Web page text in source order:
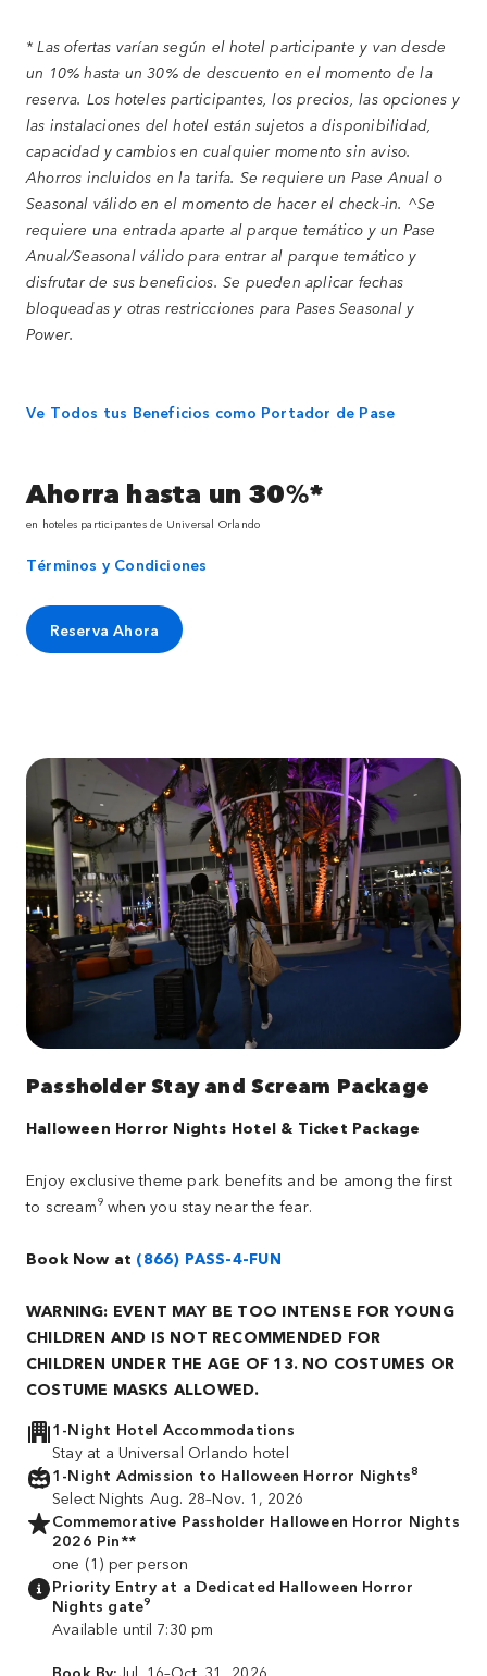
* Las ofertas varían según el hotel participante y van desde
un 10% hasta un 30% de descuento en el momento de la
reserva. Los hoteles participantes, los precios, las opciones y
las instalaciones del hotel están sujetos a disponibilidad,
capacidad y cambios en cualquier momento sin aviso.
Ahorros incluidos en la tarifa. Se requiere un Pase Anual o
Seasonal válido en el momento de hacer el check-in. ^Se
requiere una entrada aparte al parque temático y un Pase
Anual/Seasonal válido para entrar al parque temático y
disfrutar de sus beneficios. Se pueden aplicar fechas
bloqueadas y otras restricciones para Pases Seasonal y
Power.
Ve Todos tus Beneficios como Portador de Pase
Ahorra hasta un 30%*
en hoteles participantes de Universal Orlando
Términos y Condiciones
Reserva Ahora
Passholder Stay and Scream Package
Halloween Horror Nights Hotel & Ticket Package
Enjoy exclusive theme park benefits and be among the first
to scream9 when you stay near the fear.
Book Now at (866) PASS-4-FUN
WARNING: EVENT MAY BE TOO INTENSE FOR YOUNG
CHILDREN AND IS NOT RECOMMENDED FOR
CHILDREN UNDER THE AGE OF 13. NO COSTUMES OR
COSTUME MASKS ALLOWED.
1-Night Hotel Accommodations
Stay at a Universal Orlando hotel
1-Night Admission to Halloween Horror Nights8
Select Nights Aug. 28–Nov. 1, 2026
Commemorative Passholder Halloween Horror Nights
2026 Pin**
one (1) per person
Priority Entry at a Dedicated Halloween Horror
Nights gate9
Available until 7:30 pm
Book By: Jul. 16–Oct. 31, 2026